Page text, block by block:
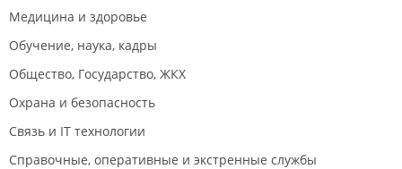
Медицина и здоровье
Обучение, наука, кадры
Общество, Государство, ЖКХ
Охрана и безопасность
Связь и IT технологии
Справочные, оперативные и экстренные службы